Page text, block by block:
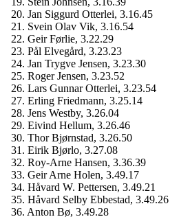
20. Jan Siggurd Otterlei, 3.16.45
21. Svein Olav Vik, 3.16.54
22. Geir Førlie, 3.22.29
23. Pål Elvegård, 3.23.23
24. Jan Trygve Jensen, 3.23.30
25. Roger Jensen, 3.23.52
26. Lars Gunnar Otterlei, 3.23.54
27. Erling Friedmann, 3.25.14
28. Jens Westby, 3.26.04
29. Eivind Hellum, 3.26.46
30. Thor Bjørnstad, 3.26.50
31. Eirik Bjørlo, 3.27.08
32. Roy-Arne Hansen, 3.36.39
33. Geir Arne Holen, 3.49.17
34. Håvard W. Pettersen, 3.49.21
35. Håvard Selby Ebbestad, 3.49.26
36. Anton Bø, 3.49.28